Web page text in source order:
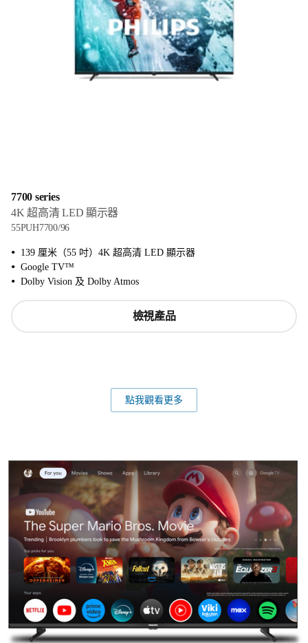
7700 series
4K 超高清 LED 顯示器
55PUH7700/96
139 厘米（55 吋）4K 超高清 LED 顯示器
Google TV™
Dolby Vision 及 Dolby Atmos
檢視產品
點我觀看更多